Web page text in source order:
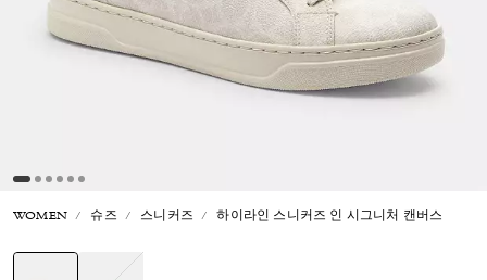
WOMEN 슈즈 스니커즈 하이라인 스니커즈 인 시그니처 캔버스